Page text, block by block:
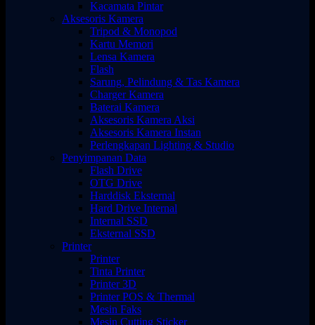
Kacamata Pintar
Aksesoris Kamera
Tripod & Monopod
Kartu Memori
Lensa Kamera
Flash
Sarung, Pelindung & Tas Kamera
Charger Kamera
Baterai Kamera
Aksesoris Kamera Aksi
Aksesoris Kamera Instan
Perlengkapan Lighting & Studio
Penyimpanan Data
Flash Drive
OTG Drive
Harddisk Eksternal
Hard Drive Internal
Internal SSD
Eksternal SSD
Printer
Printer
Tinta Printer
Printer 3D
Printer POS & Thermal
Mesin Faks
Mesin Cutting Sticker